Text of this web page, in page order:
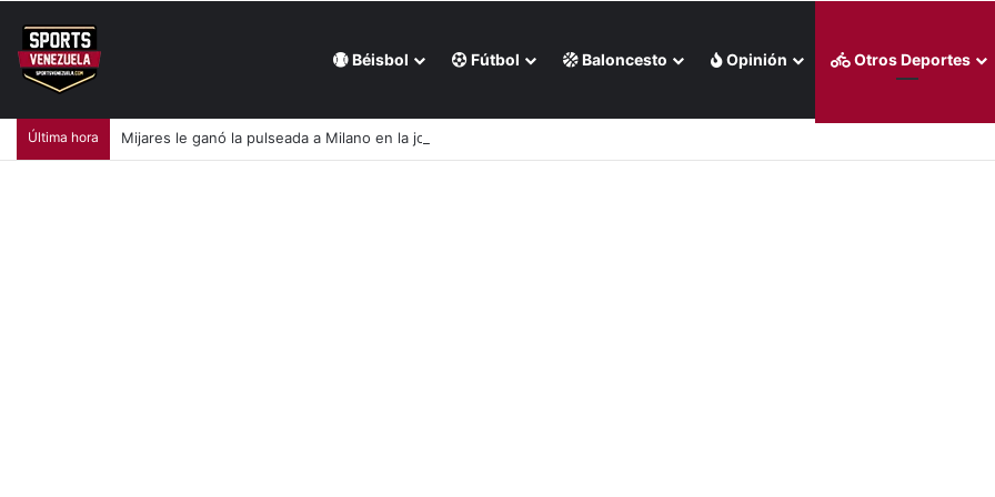
Béisbol Fútbol Baloncesto Opinión Otros Deportes
Última hora Mijares le ganó la pulseada a Milano en la jornada de la liga chilena